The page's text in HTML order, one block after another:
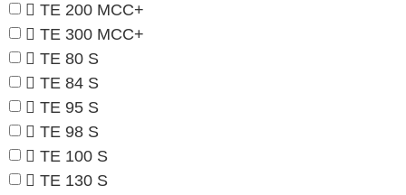
TE 200 MCC+
TE 300 MCC+
TE 80 S
TE 84 S
TE 95 S
TE 98 S
TE 100 S
TE 130 S